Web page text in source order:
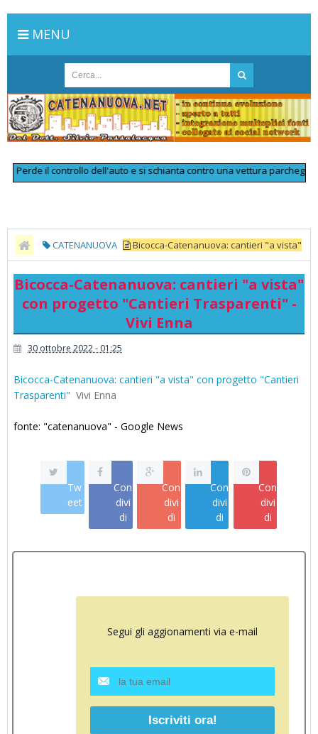
MENU
il controllo dell'auto e si schianta contro una vettura parcheggiata:
CATENANUOVA Bicocca-Catenanuova: cantieri "a vista"
con progetto "Cantieri Trasparenti" - Vivi Enna
Bicocca-Catenanuova: cantieri "a vista"
con progetto "Cantieri Trasparenti" -
Vivi Enna
30 ottobre 2022 - 01:25
Bicocca-Catenanuova: cantieri "a vista" con progetto "Cantieri
Trasparenti" Vivi Enna
fonte: "catenanuova" - Google News
Tw
eet
Con
divi
di
Con
divi
di
Con
divi
di
Con
divi
di
Segui gli aggionamenti via e-mail